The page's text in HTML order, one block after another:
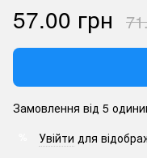
57.00 грн
Замовлення від 5
Увійти для